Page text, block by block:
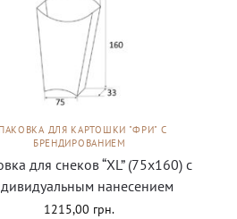
ДЛЯ КАРТОШКИ "ФРИ" С
БРЕНДИРОВАНИЕМ
для снеков “ХL” (75х160) с
нанесением
1215,00 грн.